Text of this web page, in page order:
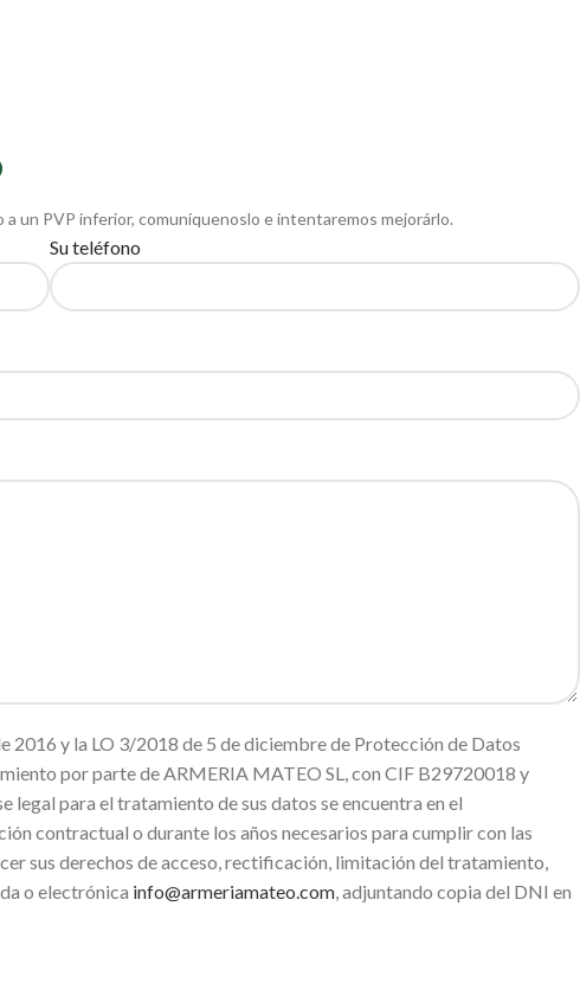
un PVP inferior, comuníquenoslo e intentaremos mejorárlo.
Su teléfono
2016 y la LO 3/2018 de 5 de diciembre de Protección de Datos
por parte de ARMERIA MATEO SL, con CIF B29720018 y
para el tratamiento de sus datos se encuentra en el
contractual o durante los años necesarios para cumplir con las
sus derechos de acceso, rectificación, limitación del tratamiento,
o electrónica info@armeriamateo.com , adjuntando copia del DNI en